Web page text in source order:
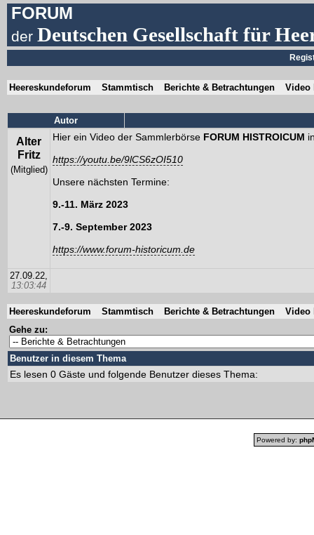
FORUM
derDeutschen Gesellschaft für
Heereskundeforum Stammtisch Berichte & Betrachtungen Video
Autor
Alter
Fritz
(Mitglied)
Hier ein Video der Sammlerbörse FORUM HISTROICUM
https://youtu.be/9lCS6zOI510
Unsere nächsten Termine:
9.-11. März 2023
7.-9. September 2023
https://www.forum-historicum.de
27.09.22,
13:03:44
Heereskundeforum Stammtisch Berichte & Betrachtungen
Video
Gehe zu:
Benutzer in diesem Thema
Es lesen 0 Gäste und folgende Benutzer dieses Thema:
Powered by: